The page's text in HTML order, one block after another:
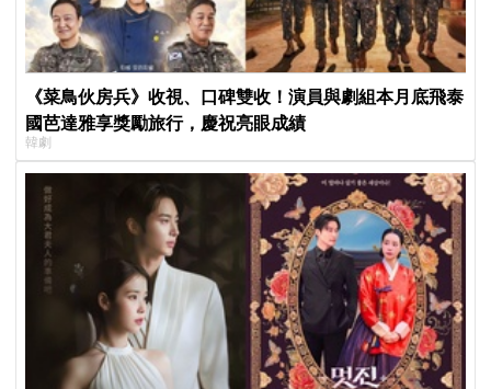
《菜鳥伙房兵》收視、口碑雙收！演員與劇組本月底飛泰
國芭達雅享獎勵旅行，慶祝亮眼成績
韓劇